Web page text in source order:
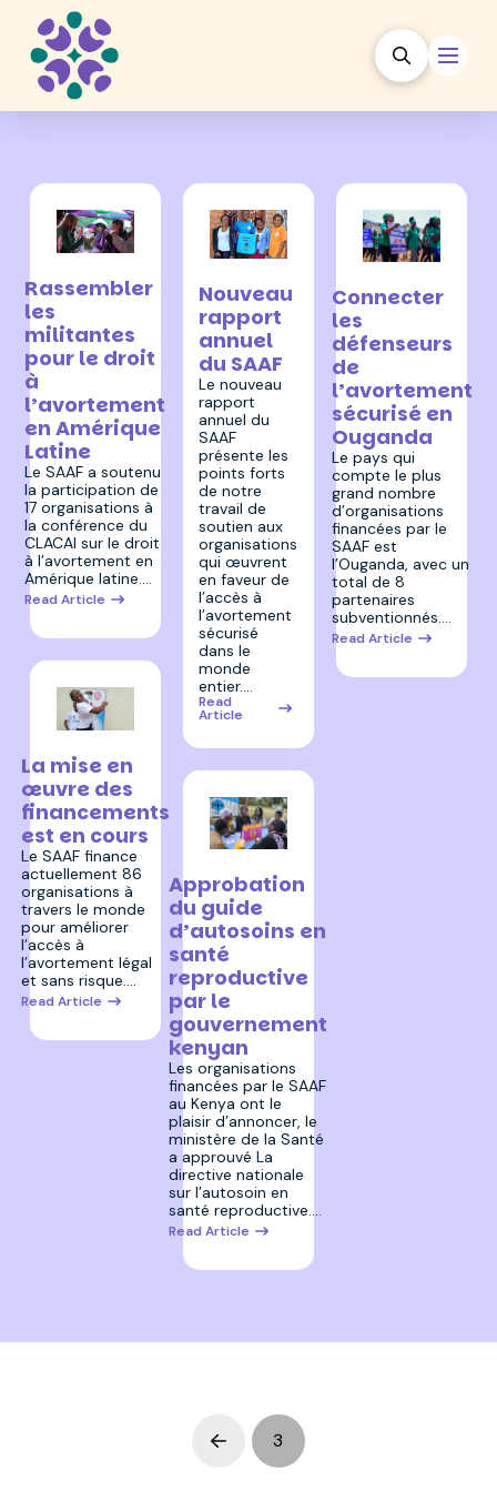
Rassembler
les
militantes
pour le droit
à
l’avortement
en Amérique
Latine
Le SAAF a soutenu
la participation de
17 organisations à
la conférence du
CLACAI sur le droit
à l’avortement en
Amérique latine.…
Read Article
Nouveau
rapport
annuel
du SAAF
Le nouveau
rapport
annuel du
SAAF
présente les
points forts
de notre
travail de
soutien aux
organisations
qui œuvrent
en faveur de
l’accès à
l’avortement
sécurisé
dans le
monde
entier.…
Read
Article
Connecter
les
défenseurs
de
l’avortement
sécurisé en
Ouganda
Le pays qui
compte le plus
grand nombre
d’organisations
financées par le
SAAF est
l’Ouganda, avec un
total de 8
partenaires
subventionnés.…
Read Article
La mise en
œuvre des
financements
est en cours
Le SAAF finance
actuellement 86
organisations à
travers le monde
pour améliorer
l’accès à
l’avortement légal
et sans risque.…
Read Article
Approbation
du guide
d’autosoins en
santé
reproductive
par le
gouvernement
kenyan
Les organisations
financées par le SAAF
au Kenya ont le
plaisir d’annoncer, le
ministère de la Santé
a approuvé La
directive nationale
sur l’autosoin en
santé reproductive.…
Read Article
Prev 3